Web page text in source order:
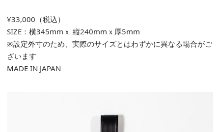
¥33,000（税込）
SIZE：横345mmｘ 縦240mmｘ厚5mm
※設定外寸のため、実際のサイズとはわずかに異なる場合がご
ざいます
MADE IN JAPAN